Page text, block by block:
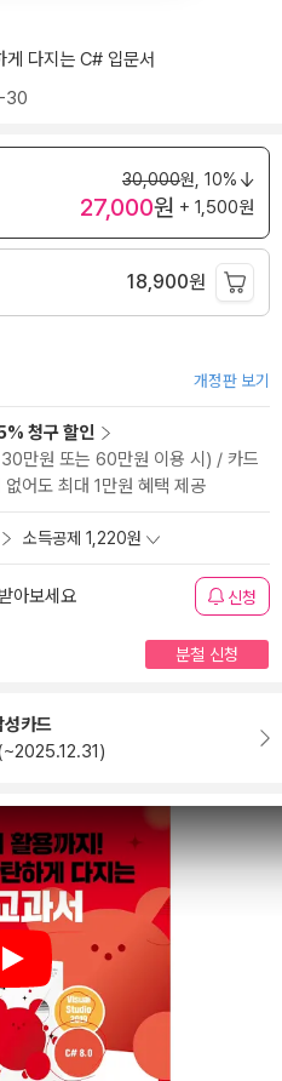
게 다지는 C# 입문서
30
30,000원, 10%
27,000원 + 1,500원
18,900원
개정판 보기
청구 할인
만원 또는 60만원 이용 시) / 카드
어도 최대 1만원 혜택 제공
소득공제 1,220원
아보세요 신청
분철 신청
카드
Play